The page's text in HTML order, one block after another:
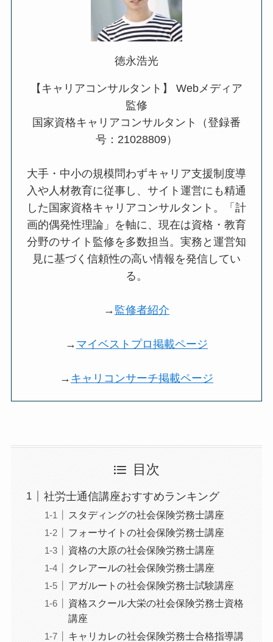
徳永浩光
【キャリアコンサルタント】 Webメディア
監修
国家資格キャリアコンサルタント（登録番
号：21028809）
大手・中小の規模問わずキャリア支援制度導
入や人材教育に従事し、サイト運営にも精通
した国家資格キャリアコンサルタント。「計
画的偶発性理論」を軸に、現在は資格・教育
分野のサイト監修を多数担当。実務と運営知
見に基づく信頼性の高い情報を発信してい
る。
→ 監修者紹介
→ マイベストプロ掲載ページ
→ キャリコンサーチ掲載ページ
目次
社労士通信講座おすすめランキング
スタディングの社会保険労務士講座
フォーサイトの社会保険労務士講座
資格の大原の社会保険労務士講座
クレアールの社会保険労務士講座
アガルートの社会保険労務士試験講座
資格スクール大栄の社会保険労務士資格
講座
キャリカレの社会保険労務士合格指導講